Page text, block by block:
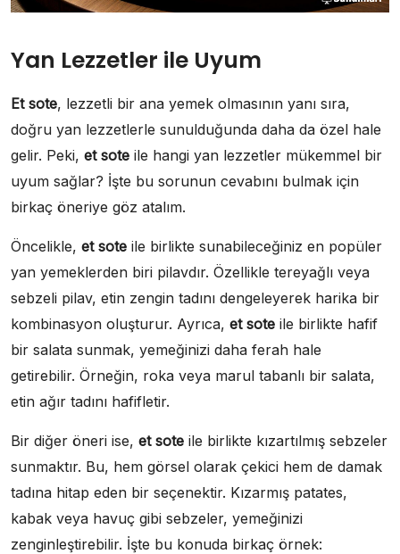
Yan Lezzetler ile Uyum
Et sote, lezzetli bir ana yemek olmasının yanı sıra,
doğru yan lezzetlerle sunulduğunda daha da özel hale
gelir. Peki, et sote ile hangi yan lezzetler mükemmel bir
uyum sağlar? İşte bu sorunun cevabını bulmak için
birkaç öneriye göz atalım.
Öncelikle, et sote ile birlikte sunabileceğiniz en popüler
yan yemeklerden biri pilavdır. Özellikle tereyağlı veya
sebzeli pilav, etin zengin tadını dengeleyerek harika bir
kombinasyon oluşturur. Ayrıca, et sote ile birlikte hafif
bir salata sunmak, yemeğinizi daha ferah hale
getirebilir. Örneğin, roka veya marul tabanlı bir salata,
etin ağır tadını hafifletir.
Bir diğer öneri ise, et sote ile birlikte kızartılmış sebzeler
sunmaktır. Bu, hem görsel olarak çekici hem de damak
tadına hitap eden bir seçenektir. Kızarmış patates,
kabak veya havuç gibi sebzeler, yemeğinizi
zenginleştirebilir. İşte bu konuda birkaç örnek: